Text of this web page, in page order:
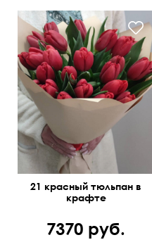
45 см 30 см
21 красный тюльпан в
крафте
7370 руб.